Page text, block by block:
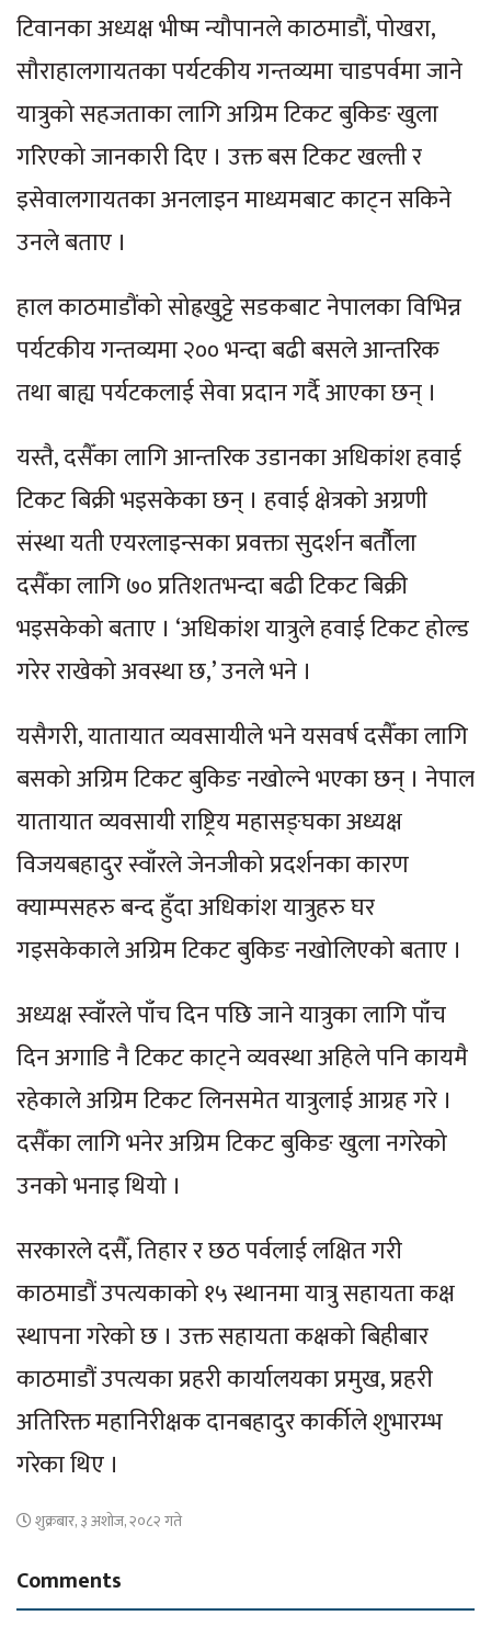
टिवानका अध्यक्ष भीष्म न्यौपानले काठमाडौं, पोखरा,
सौराहालगायतका पर्यटकीय गन्तव्यमा चाडपर्वमा जाने
यात्रुको सहजताका लागि अग्रिम टिकट बुकिङ खुला
गरिएको जानकारी दिए । उक्त बस टिकट खल्ती र
इसेवालगायतका अनलाइन माध्यमबाट काट्न सकिने
उनले बताए ।
हाल काठमाडौंको सोह्रखुट्टे सडकबाट नेपालका विभिन्न
पर्यटकीय गन्तव्यमा २०० भन्दा बढी बसले आन्तरिक
तथा बाह्य पर्यटकलाई सेवा प्रदान गर्दै आएका छन् ।
यस्तै, दसैँका लागि आन्तरिक उडानका अधिकांश हवाई
टिकट बिक्री भइसकेका छन् । हवाई क्षेत्रको अग्रणी
संस्था यती एयरलाइन्सका प्रवक्ता सुदर्शन बर्तौैला
दसैँका लागि ७० प्रतिशतभन्दा बढी टिकट बिक्री
भइसकेको बताए । ‘अधिकांश यात्रुले हवाई टिकट होल्ड
गरेर राखेको अवस्था छ,’ उनले भने ।
यसैगरी, यातायात व्यवसायीले भने यसवर्ष दसैँका लागि
बसको अग्रिम टिकट बुकिङ नखोल्ने भएका छन् । नेपाल
यातायात व्यवसायी राष्ट्रिय महासङ्घका अध्यक्ष
विजयबहादुर स्वाँरले जेनजीको प्रदर्शनका कारण
क्याम्पसहरु बन्द हुँदा अधिकांश यात्रुहरु घर
गइसकेकाले अग्रिम टिकट बुकिङ नखोलिएको बताए ।
अध्यक्ष स्वाँरले पाँच दिन पछि जाने यात्रुका लागि पाँच
दिन अगाडि नै टिकट काट्ने व्यवस्था अहिले पनि कायमै
रहेकाले अग्रिम टिकट लिनसमेत यात्रुलाई आग्रह गरे ।
दसैँका लागि भनेर अग्रिम टिकट बुकिङ खुला नगरेको
उनको भनाइ थियो ।
सरकारले दसैँ, तिहार र छठ पर्वलाई लक्षित गरी
काठमाडौं उपत्यकाको १५ स्थानमा यात्रु सहायता कक्ष
स्थापना गरेको छ । उक्त सहायता कक्षको बिहीबार
काठमाडौं उपत्यका प्रहरी कार्यालयका प्रमुख, प्रहरी
अतिरिक्त महानिरीक्षक दानबहादुर कार्कीले शुभारम्भ
गरेका थिए ।
शुक्रबार, ३ अशोज, २०८२ गते
Comments